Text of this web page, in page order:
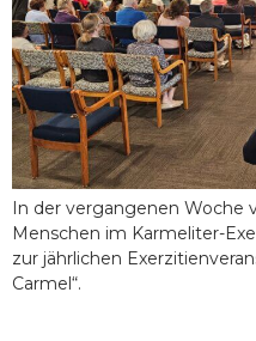
In der vergangenen Woche
Menschen im Karmeliter-
zur jährlichen
Carmel“.